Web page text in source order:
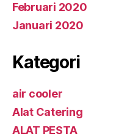
Februari 2020
Januari 2020
Kategori
air cooler
Alat Catering
ALAT PESTA